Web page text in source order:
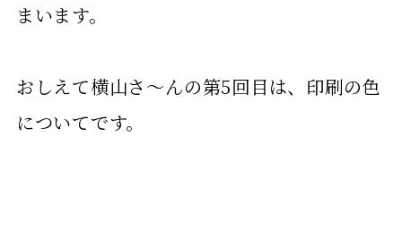
まいます。
おしえて横山さ〜んの第5回目は、印刷の色
についてです。